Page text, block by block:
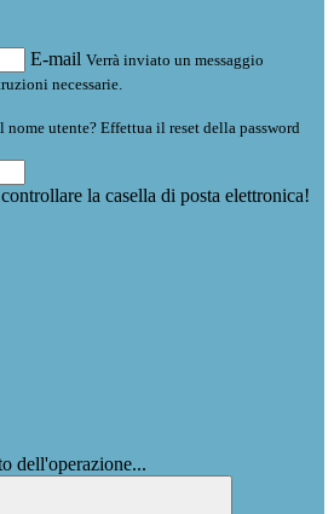
E-mail Verrà inviato un messaggio
necessarie.
nome utente? Effettua il reset della password
la casella di posta elettronica!
dell'operazione...